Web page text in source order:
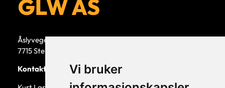
Vi bruker
Åslyvegen 5b
7715 Steinkjer
Kontaktperson